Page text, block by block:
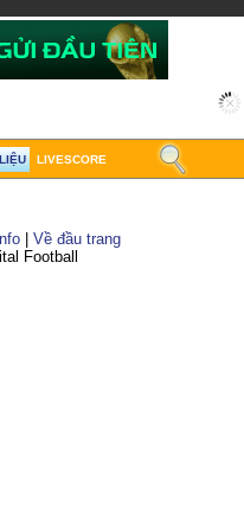
LIVESCORE
Về đầu trang
Football